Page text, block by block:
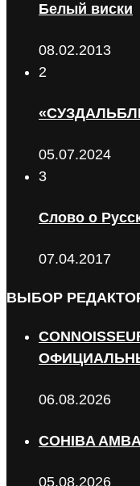
Белый виски
08.02.2013
2
05.07.2024
3
Слово о
07.04.2017
ВЫБОР
06.08.2026
COHIBA
05.08.2026